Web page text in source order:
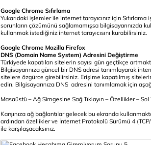
Google Chrome Sıfırlama
Yukarıdaki işlemler ile internet tarayıcınız için
sorunların çözümünü sağlamamışsa bilgisayarınızda
kullanmak istediğiniz internet tarayıcısını kurabilirsiniz.
Google Chrome Mozilla Firefox
DNS (Domain Name System) Adresini Değiştirme
Türkiyede kapatılan sitelerin sayısı gün geçtikçe
Bilgisayarınıza güncel bir DNS adresi tanımlayarak
sitelere özgürce girebilirsiniz. Erişime kapatılmış
edin. Bilgisayarınıza DNS adresini tanımlamak için
Masaüstü – Ağ Simgesine Sağ Tıklayın – Özellikler –
Karşınıza ağ bağlantılar gelecek bu ekranda
ardından özellikler ve İnternet Protokolü Sürümü 4
ile karşılaşacaksınız.